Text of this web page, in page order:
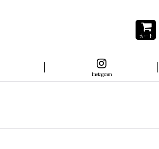
カート
Instagram